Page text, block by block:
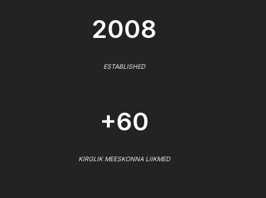
2008
ESTABLISHED
+60
KIRGLIK MEESKONNA LIIKMED